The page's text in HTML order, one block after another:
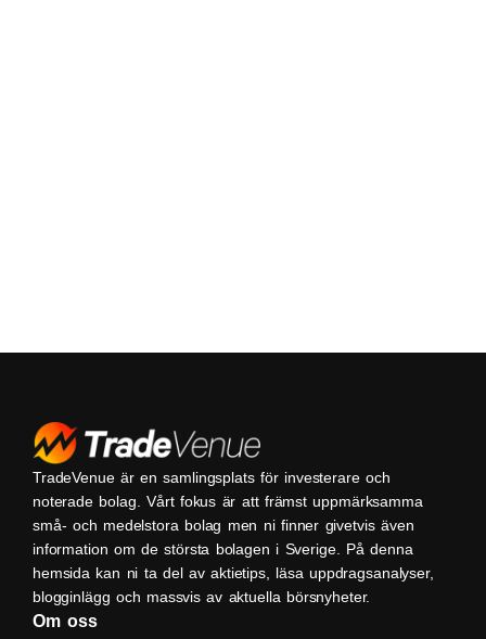
TradeVenue är en samlingsplats för investerare och
noterade bolag. Vårt fokus är att främst uppmärksamma
små- och medelstora bolag men ni finner givetvis även
information om de största bolagen i Sverige. På denna
hemsida kan ni ta del av aktietips, läsa uppdragsanalyser,
blogginlägg och massvis av aktuella börsnyheter.
Om oss